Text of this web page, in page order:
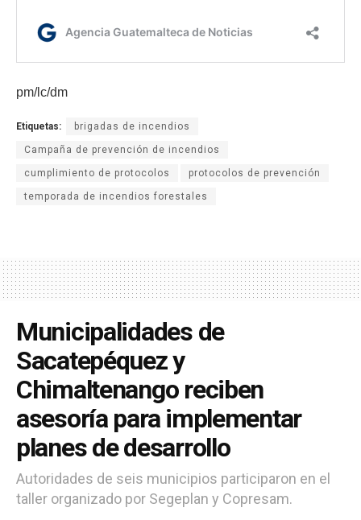
pm/lc/dm
Etiquetas: brigadas de incendios
Campaña de prevención de incendios
cumplimiento de protocolos protocolos de prevención
temporada de incendios forestales
Municipalidades de
Sacatepéquez y
Chimaltenango reciben
asesoría para implementar
planes de desarrollo
Autoridades de seis municipios participaron en el
taller organizado por Segeplan y Copresam.